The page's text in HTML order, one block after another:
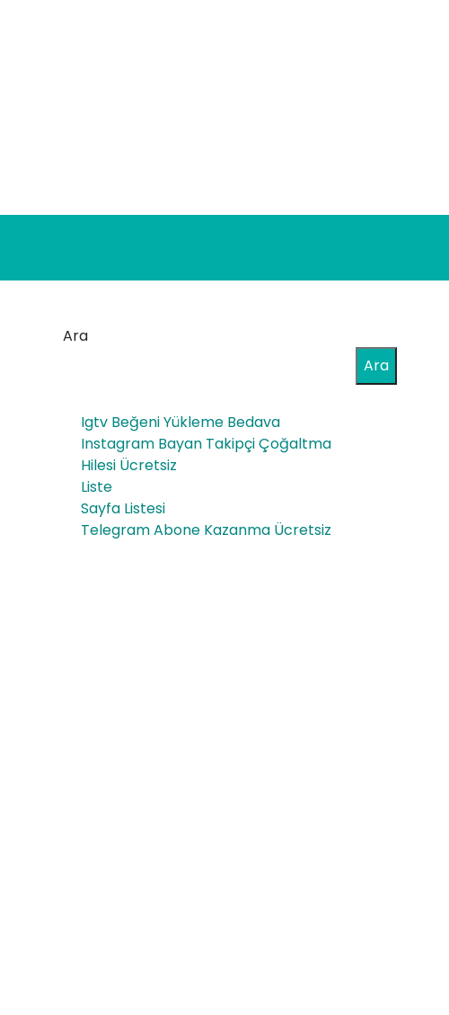
Ara
Ara
Igtv Beğeni Yükleme Bedava
Instagram Bayan Takipçi Çoğaltma
Hilesi Ücretsiz
Liste
Sayfa Listesi
Telegram Abone Kazanma Ücretsiz